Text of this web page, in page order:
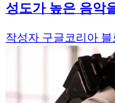
성도가 높은 음악
작성자 구글코리아 블